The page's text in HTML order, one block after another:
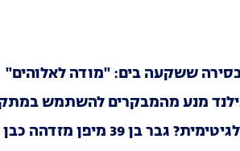
מנע מהמבקרים להשתמש
בן 39 מיפן מזדהה כבן 28